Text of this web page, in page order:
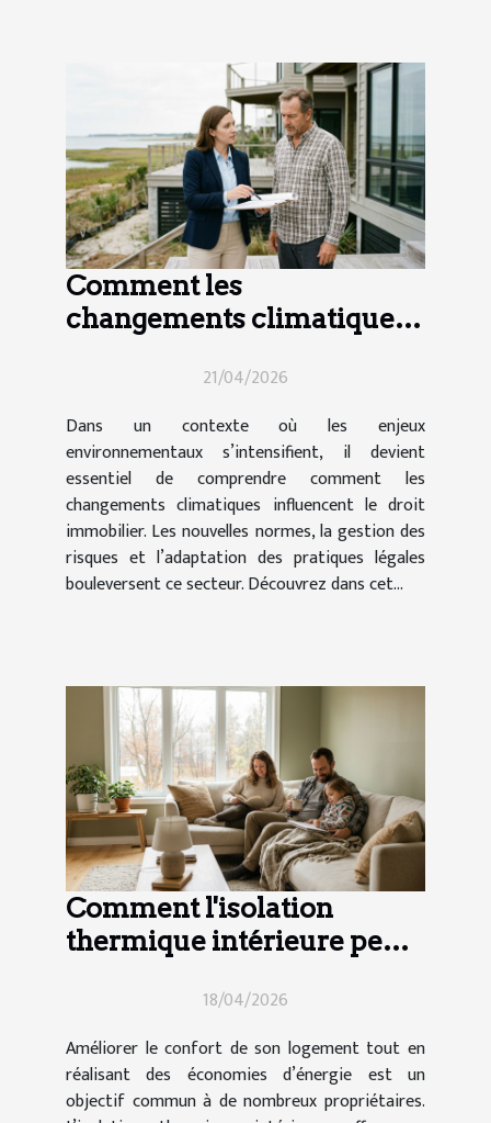
Comment les
changements climatiques
immobilier ?21/04/2026
Dans un contexte où les enjeux
environnementaux s’intensifient, il devient
essentiel de comprendre comment les
changements climatiques influencent le droit
immobilier. Les nouvelles normes, la gestion des
risques et l’adaptation des pratiques légales
bouleversent ce secteur. Découvrez dans cet...
Comment l'isolation
thermique intérieure peut-
18/04/2026
Améliorer le confort de son logement tout en
réalisant des économies d’énergie est un
objectif commun à de nombreux propriétaires.